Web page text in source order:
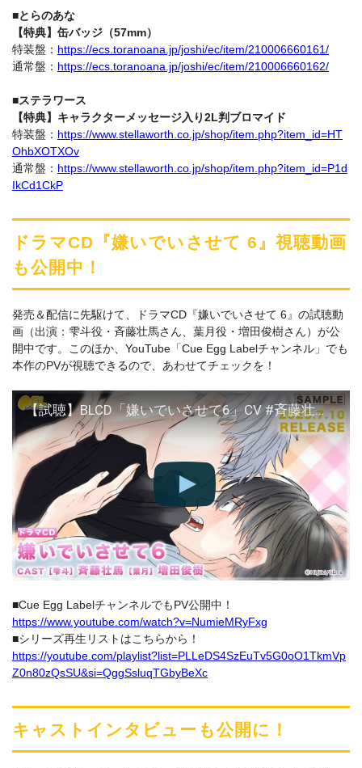
■とらのあな
【特典】缶バッジ（57mm）
特装盤： https://ecs.toranoana.jp/joshi/ec/item/210006660161/
通常盤： https://ecs.toranoana.jp/joshi/ec/item/210006660162/
■ステラワース
【特典】キャラクターメッセージ入り2L判ブロマイド
特装盤： https://www.stellaworth.co.jp/shop/item.php?item_id=HT
OhbXOTXOv
通常盤： https://www.stellaworth.co.jp/shop/item.php?item_id=P1d
IkCd1CkP
ドラマCD『嫌いでいさせて 6』視聴動画
も公開中！
発売＆配信に先駆けて、ドラマCD『嫌いでいさせて 6』の試聴動
画（出演：雫斗役・斉藤壮馬さん、葉月役・増田俊樹さん）が公
開中です。このほか、YouTube「Cue Egg Labelチャンネル」でも
本作のPVが視聴できるので、あわせてチェックを！
【試聴】BLCD「嫌いでいさせて6」CV #斉藤壮馬 #増田俊樹
■Cue Egg LabelチャンネルでもPV公開中！
https://www.youtube.com/watch?v=NumieMRyFxg
■シリーズ再生リストはこちらから！
https://youtube.com/playlist?list=PLLeDS4SzEuTv5G0oO1TkmVp
Z0n80zQsSU&si=QggSsluqTGbyBeXc
キャストインタビューも公開に！